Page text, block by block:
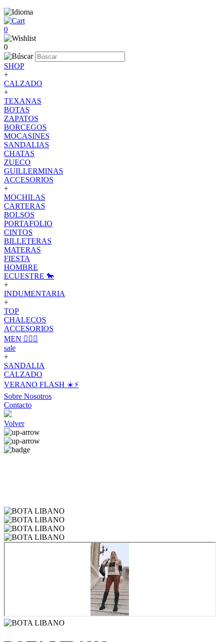
0
0
SHOP
+
CALZADO
+
TEXANAS
BOTAS
ZAPATOS
BORCEGOS
MOCASINES
SANDALIAS
CHATAS
ZUECO
GUILLERMINAS
ACCESORIOS
+
MOCHILAS
CARTERAS
BOLSOS
PORTAFOLIO
CINTOS
BILLETERAS
MATERAS
FIESTA
HOMBRE
ECUESTRE 🐎
+
INDUMENTARIA
+
TOP
CHALECOS
ACCESORIOS
MEN 🙋🏽‍♂️
sale
+
SANDALIA
CALZADO
VERANO FLASH ☀️⚡️
Sobre Nosotros
Contacto
Volver